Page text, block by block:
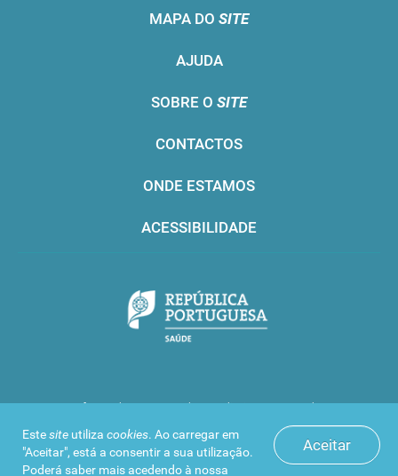
Aceitar
Estesite utiliza cookies. Ao carregar em
"Aceitar", está a consentir a sua utilização.
Poderá saber mais acedendo à nossa
MAPA DO SITE
AJUDA
SOBRE O SITE
CONTACTOS
ONDE ESTAMOS
ACESSIBILIDADE
Infarmed © 2016. Todos os direitos reservados